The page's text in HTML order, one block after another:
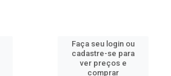
Faça seu login ou
cadastre-se para
ver preços e
comprar